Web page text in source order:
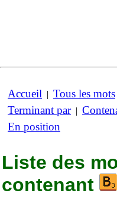
Accueil | Tous les mots
Terminant par|
En position
Liste des
contenant